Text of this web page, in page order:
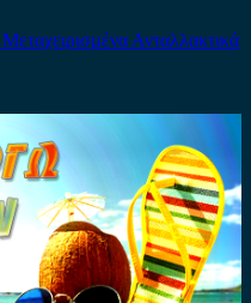
Μεταχειρισμένα Ανταλλακτικά